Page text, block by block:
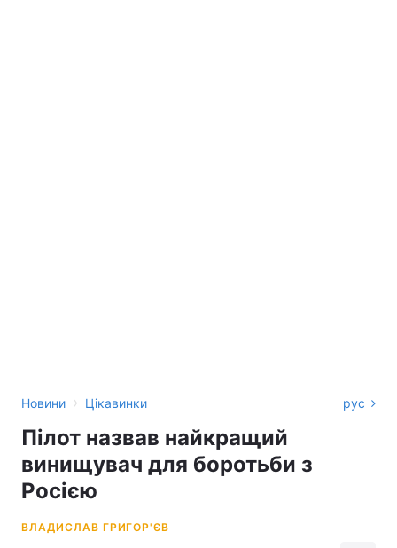
Новини › Цікавинки рус
Пілот назвав найкращий
винищувач для боротьби з
Росією
ВЛАДИСЛАВ ГРИГОР'ЄВ